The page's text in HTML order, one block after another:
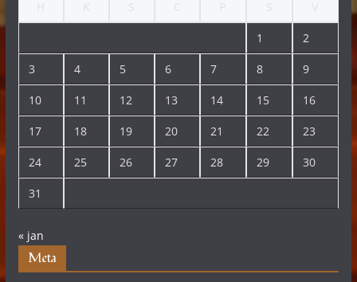
1 2
3 4 5 6 7 8 9
10 11 12 13 14 15 16
17 18 19 20 21 22 23
24 25 26 27 28 29 30
31
« jan
Meta